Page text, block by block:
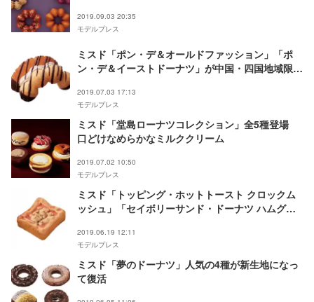
2019.09.03 20:35
モデルプレス
ミスド「ポン・デ＆オールドファッション」「ポ
ン・デ＆イーストドーナツ」が中国・四国地域限定
2019.07.03 17:13
モデルプレス
ミスド「堂島ローナツコレクション」全5種登場
口どけなめらかなミルククリーム
2019.07.02 10:50
モデルプレス
ミスド「トッピング・ホットトースト クロックム
ッシュ」「セイボリーサンド・ドーナツ ハムグラ
2019.06.19 12:11
モデルプレス
ミスド「夢のドーナツ」人気の4種が新生地になっ
て復活